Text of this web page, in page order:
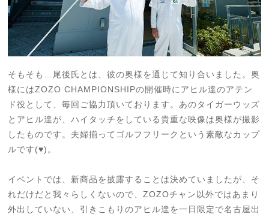
そもそも…尾後氏とは、彼の奥様を通じて知り合いました。奥
様にはZOZO CHAMPIONSHIPの開催時にアヒル達のアテン
ド役として、毎回ご協力頂いております。あのタイガーウッズ
とアヒル達が、ハイタッチをしている貴重な映像は奥様が撮影
したものです。夫婦揃ってゴルフフリークという素敵なカップ
ルです(♥)。
イベントでは、新商品を披露することは決めていましたが、そ
れだけだと我々らしくないので、ZOZOチャン以外ではあまり
外出していない、引きこもりのアヒル達を一日限定で名古屋出